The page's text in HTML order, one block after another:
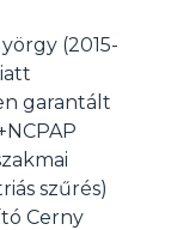
(2015-
garantált
szűrés)
Cerny